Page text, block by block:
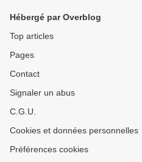
Hébergé par Overblog
Top articles
Pages
Contact
Signaler un abus
C.G.U.
Cookies et données personnelles
Préférences cookies